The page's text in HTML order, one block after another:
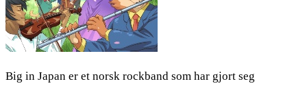
Big in Japan er et norsk rockband som har gjort seg